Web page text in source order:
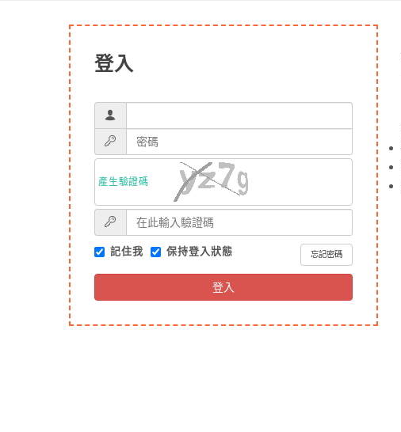
登入
產生驗證碼
記住我 保持登入狀態 忘記密碼
登入